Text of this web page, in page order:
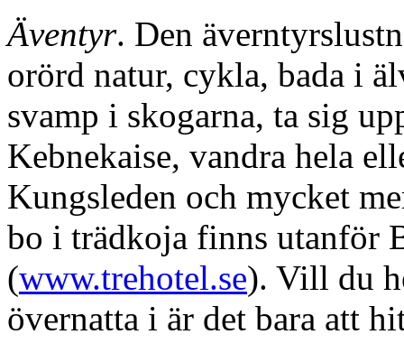
Äventyr. Den
orörd natur, cykla, bada i
svamp i skogarna, ta sig
Kebnekaise, vandra hela
Kungsleden och mycket
bo i trädkoja finns utanför
(www.trehotel.se). Vill du
övernatta i är det bara att